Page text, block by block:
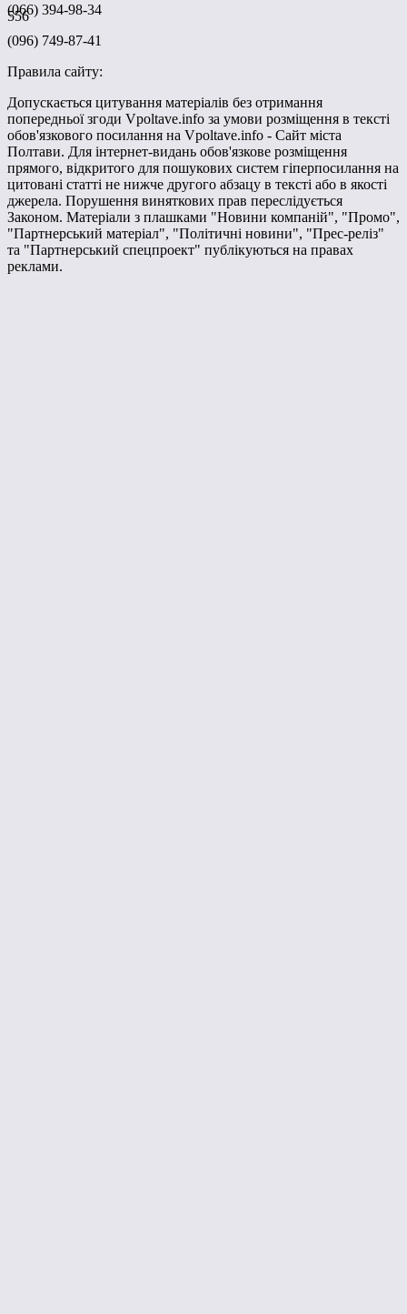
556
(066) 394-98-34
(096) 749-87-41
Правила сайту:
Допускається цитування матеріалів без отримання
попередньої згоди Vpoltave.info за умови розміщення в тексті
обов'язкового посилання на Vpoltave.info - Сайт міста
Полтави. Для інтернет-видань обов'язкове розміщення
прямого, відкритого для пошукових систем гіперпосилання на
цитовані статті не нижче другого абзацу в тексті або в якості
джерела. Порушення виняткових прав переслідується
Законом. Матеріали з плашками "Новини компаній", "Промо",
"Партнерський матеріал", "Політичні новини", "Прес-реліз"
та "Партнерський спецпроект" публікуються на правах
реклами.